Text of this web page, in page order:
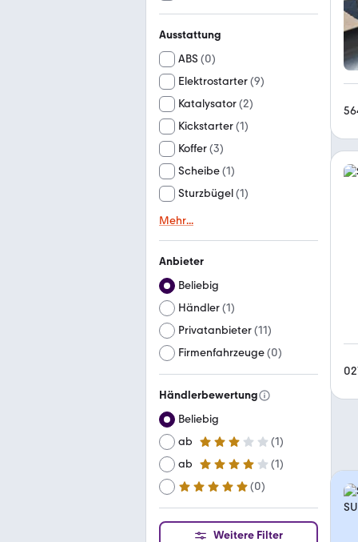
Ausstattung
ABS (0)
Elektrostarter(9)
Katalysator(2)
Kickstarter(1)
Koffer(3)
Scheibe(1)
Sturzbügel(1)
Mehr...
Anbieter
Beliebig
Händler(1)
Privatanbieter(11)
Firmenfahrzeuge(0)
Händlerbewertung
Beliebig
ab
3 Sterne (1)
ab
4 Sterne (1)
ab
5 Sterne (0)
Weitere Filter